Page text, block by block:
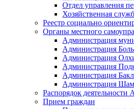
Отдел управления
Хозяйственная
Реестр социально
Органы местного
Администрация
Администрация
Администрация
Администрация
Администрация
Администрация
Распорядок деятельности
Прием граждан